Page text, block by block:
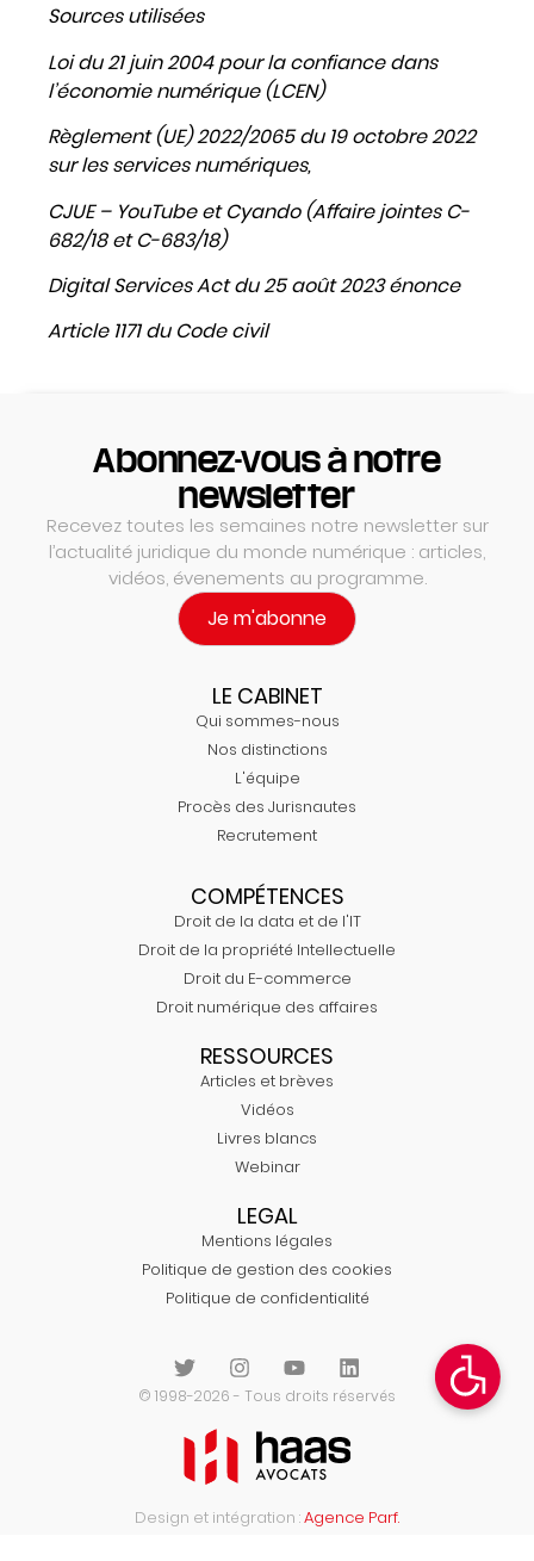
Sources utilisées
Loi du 21 juin 2004 pour la confiance dans
l’économie numérique (LCEN)
Règlement (UE) 2022/2065 du 19 octobre 2022
sur les services numériques,
CJUE – YouTube et Cyando(Affaire jointes C-
682/18 et C-683/18)
Digital Services Act du 25 août 2023 énonce
Article 1171 du Code civil
Abonnez-vous à notre
newsletter
Recevez toutes les semaines notre newsletter sur
l’actualité juridique du monde numérique : articles,
vidéos, évenements au programme.
Je m'abonne
LE CABINET
Qui sommes-nous
Nos distinctions
L'équipe
Procès des Jurisnautes
Recrutement
COMPÉTENCES
Droit de la data et de l'IT
Droit de la propriété Intellectuelle
Droit du E-commerce
Droit numérique des affaires
RESSOURCES
Articles et brèves
Vidéos
Livres blancs
Webinar
LEGAL
Mentions légales
Politique de gestion des cookies
Politique de confidentialité
© 1998-2026 - Tous droits réservés
Design et intégration :Agence Parf.